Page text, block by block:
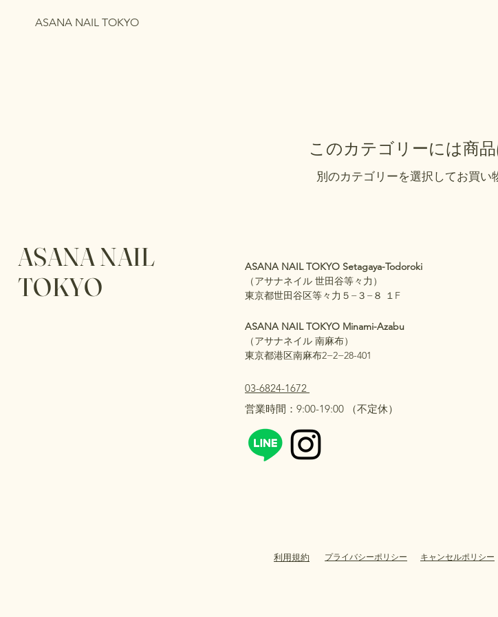
ASANA NAIL TOKYO
このカテゴリーには商
別のカテゴリーを選択してお買い
ASANA NAIL
TOKYO
ASANA NAIL TOKYO Setagaya-Todoroki
（アサナネイル 世田谷等々力）
東京都世田谷区等々力５−３−８ １F
ASANA NAIL TOKYO Minami-Azabu
（アサナネイル 南麻布）
東京都港区南麻布2−2−28-401
03-6824-1672
​営業時間：9:00-19:00 （不定休）
利用規約 プライバシーポリシー キャンセルポリシー